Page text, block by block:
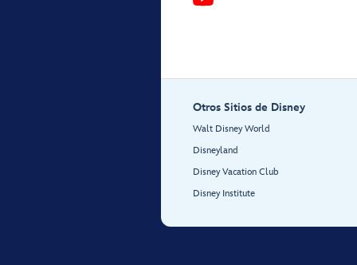
Otros Sitios de Disney
Walt Disney World
Disneyland
Disney Vacation Club
Disney Institute